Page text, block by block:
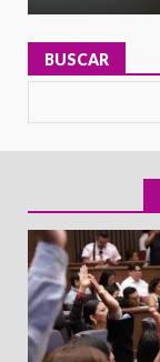
BUSCAR